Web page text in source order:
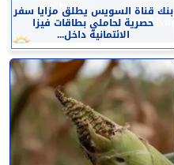
بنك قناة السويس يطلق مزايا سفر
حصرية لحاملي بطاقات فيزا
الائتمانية داخل...